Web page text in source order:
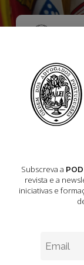
main
Justiça e
Subscreva a
revista e a
iniciativas e